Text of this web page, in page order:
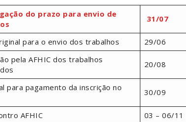
do prazo para envio de
31/07
para o envio dos trabalhos
29/06
pela AFHIC dos trabalhos
20/08
para pagamento da inscrição no
30/09
AFHIC 03 – 06/11